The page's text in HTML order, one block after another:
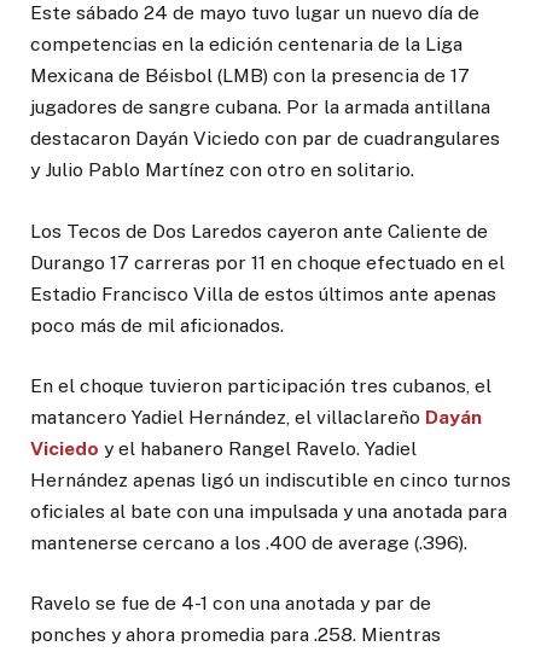
Este sábado 24 de mayo tuvo lugar un nuevo día de
competencias en la edición centenaria de la Liga
Mexicana de Béisbol (LMB) con la presencia de 17
jugadores de sangre cubana. Por la armada antillana
destacaron Dayán Viciedo con par de cuadrangulares
y Julio Pablo Martínez con otro en solitario.
Los Tecos de Dos Laredos cayeron ante Caliente de
Durango 17 carreras por 11 en choque efectuado en el
Estadio Francisco Villa de estos últimos ante apenas
poco más de mil aficionados.
En el choque tuvieron participación tres cubanos, el
matancero Yadiel Hernández, el villaclareño Dayán
Viciedo y el habanero Rangel Ravelo. Yadiel
Hernández apenas ligó un indiscutible en cinco turnos
oficiales al bate con una impulsada y una anotada para
mantenerse cercano a los .400 de average (.396).
Ravelo se fue de 4-1 con una anotada y par de
ponches y ahora promedia para .258. Mientras